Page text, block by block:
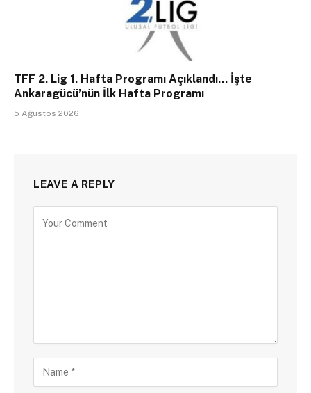
TFF 2. Lig 1. Hafta Programı Açıklandı… İşte
Ankaragücü’nün İlk Hafta Programı
5 Ağustos 2026
LEAVE A REPLY